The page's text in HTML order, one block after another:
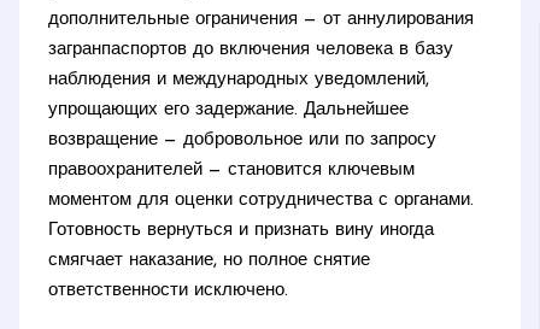
дополнительные ограничения — от аннулирования
загранпаспортов до включения человека в базу
наблюдения и международных уведомлений,
упрощающих его задержание. Дальнейшее
возвращение — добровольное или по запросу
правоохранителей — становится ключевым
моментом для оценки сотрудничества с органами.
Готовность вернуться и признать вину иногда
смягчает наказание, но полное снятие
ответственности исключено.